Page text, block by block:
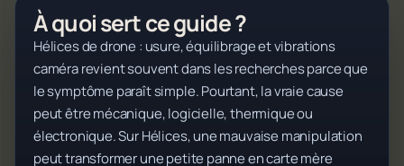
À quoi sert ce guide ?
Hélices de drone : usure, équilibrage et vibrations
caméra revient souvent dans les recherches parce que
le symptôme paraît simple. Pourtant, la vraie cause
peut être mécanique, logicielle, thermique ou
électronique. Sur Hélices, une mauvaise manipulation
peut transformer une petite panne en carte mère